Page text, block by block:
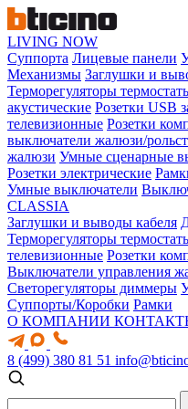
LIVING NOW
Суппорта Лицевые панели
Механизмы Заглушки и
Терморегуляторы
акустические Розетки USB
телевизионные Розетки
выключатели жалюзи/
жалюзи Умные сценарные
Розетки электрические
Умные выключатели
CLASSIA
Заглушки и выводы кабеля
Терморегуляторы
телевизионные Розетки
Выключатели управления
Светорегуляторы диммеры
Суппорты/Коробки Рамки
О КОМПАНИИ
8 (499) 380 81 51